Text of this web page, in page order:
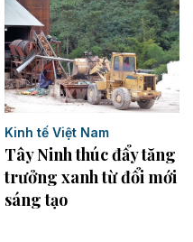
Kinh tế Việt Nam
Tây Ninh thúc đẩy tăng
trưởng xanh từ đổi mới
sáng tạo